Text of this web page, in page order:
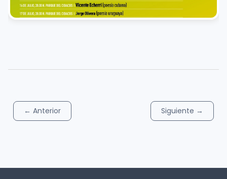
← Anterior Siguiente →